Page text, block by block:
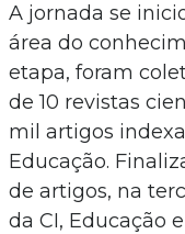
A jornada se
área do
etapa, foram
de 10 revistas
mil artigos
Educação.
de artigos, na
da CI, Educação